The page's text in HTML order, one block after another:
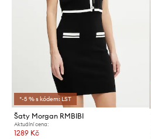
*-5 % s kódem: LST
Šaty Morgan RMBIBI
Aktuální cena:
1289 Kč